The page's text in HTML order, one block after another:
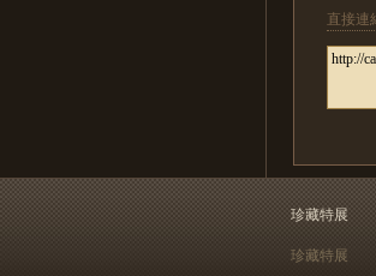
直接連
珍藏特展
珍藏特展